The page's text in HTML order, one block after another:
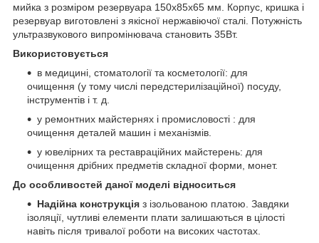
мийка з розміром резервуара 150x85x65 мм. Корпус, кришка і
резервуар виготовлені з якісної нержавіючої сталі. Потужність
ультразвукового випромінювача становить 35Вт.
Використовується
в медицині, стоматології та косметології: для
очищення (у тому числі передстерилізаційної) посуду,
інструментів і т. д.
у ремонтних майстернях і промисловості : для
очищення деталей машин і механізмів.
у ювелірних та реставраційних майстерень: для
очищення дрібних предметів складної форми, монет.
До особливостей даної моделі відноситься
Надійна конструкція з ізольованою платою. Завдяки
ізоляції, чутливі елементи плати залишаються в цілості
навіть після тривалої роботи на високих частотах.